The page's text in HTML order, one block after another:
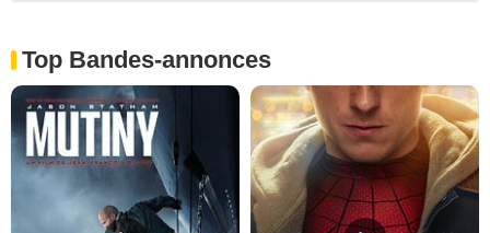
Top Bandes-annonces